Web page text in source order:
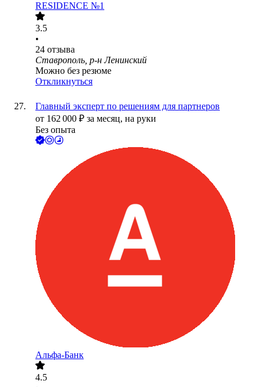
RESIDENCE №1
3.5
•
24 отзыва
Ставрополь, р-н Ленинский
Можно без резюме
Откликнуться
Главный эксперт по решениям для партнеров
от 162 000 ₽ за месяц, на руки
Без опыта
Альфа-Банк
4.5